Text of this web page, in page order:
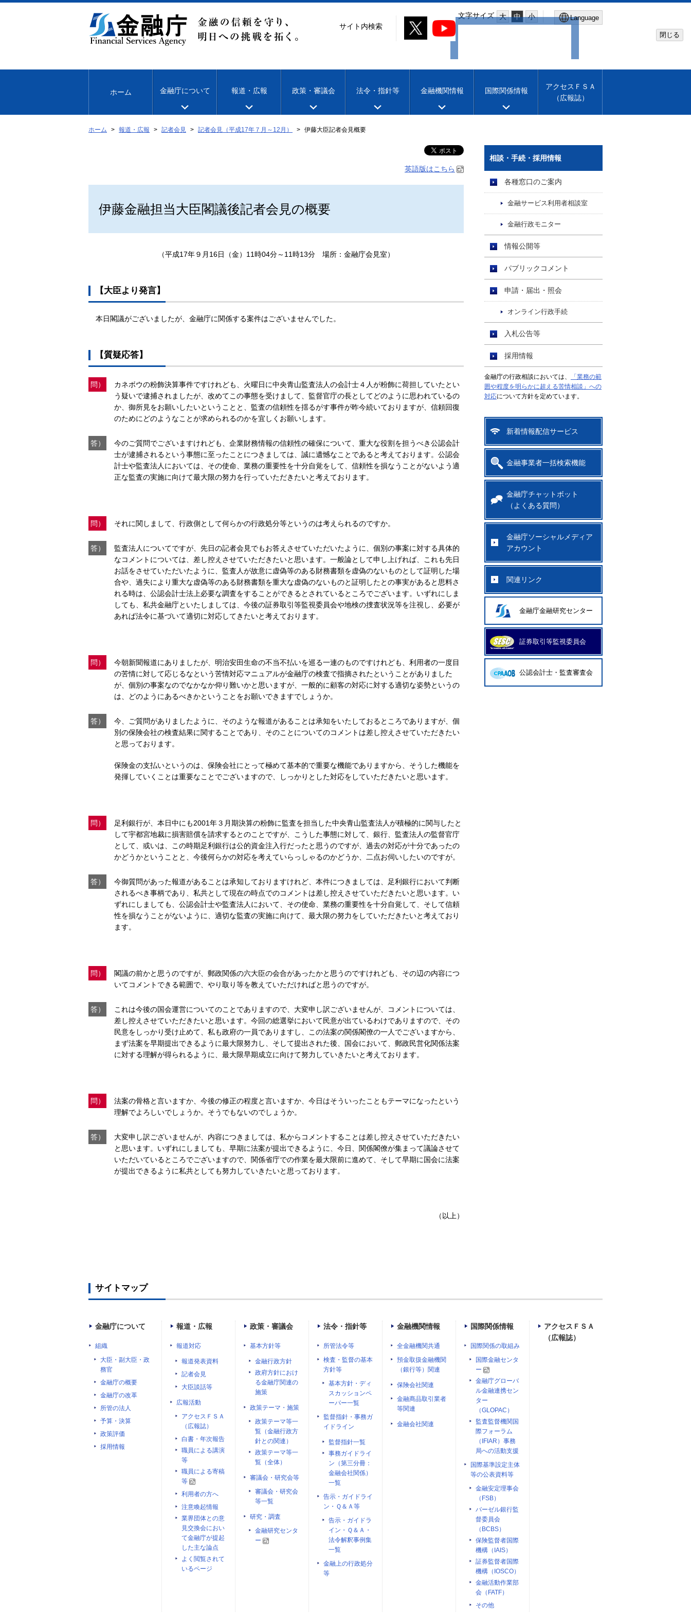
文
移
文字サイズ 大 中 小 Language
Machine translation
閉じる
サイト内検索
ホーム 金融庁について 報道・広報 政策・審議会 法令・指針等 金融機関情報 国際関係情報
アクセスＦＳＡ
（広報誌）
ホーム 報道・広報 記者会見 記者会見（平成17年７月～12月） 伊藤大臣記者会見概要
英語版はこちら
伊藤金融担当大臣閣議後記者会見の概要
（平成17年９月16日（金）11時04分～11時13分 場所：金融庁会見室）
【大臣より発言】
本日閣議がございましたが、金融庁に関係する案件はございませんでした。
【質疑応答】
問）
カネボウの粉飾決算事件ですけれども、火曜日に中央青山監査法人の会計士４人が粉飾に荷担していたとい
う疑いで逮捕されましたが、改めてこの事態を受けまして、監督官庁の長としてどのように思われているの
か、御所見をお願いしたいということと、監査の信頼性を揺るがす事件が昨今続いておりますが、信頼回復
のためにどのようなことが求められるのかを宜しくお願いします。
答）
今のご質問でございますけれども、企業財務情報の信頼性の確保について、重大な役割を担うべき公認会計
士が逮捕されるという事態に至ったことにつきましては、誠に遺憾なことであると考えております。公認会
計士や監査法人においては、その使命、業務の重要性を十分自覚をして、信頼性を損なうことがないよう適
正な監査の実施に向けて最大限の努力を行っていただきたいと考えております。
問） それに関しまして、行政側として何らかの行政処分等というのは考えられるのですか。
答）
監査法人についてですが、先日の記者会見でもお答えさせていただいたように、個別の事案に対する具体的
なコメントについては、差し控えさせていただきたいと思います。一般論として申し上げれば、これも先日
お話をさせていただいたように、監査人が故意に虚偽等のある財務書類を虚偽のないものとして証明した場
合や、過失により重大な虚偽等のある財務書類を重大な虚偽のないものと証明したとの事実があると思料さ
れる時は、公認会計士法上必要な調査をすることができるとされているところでございます。いずれにしま
しても、私共金融庁といたしましては、今後の証券取引等監視委員会や地検の捜査状況等を注視し、必要が
あれば法令に基づいて適切に対応してきたいと考えております。
問）
今朝新聞報道にありましたが、明治安田生命の不当不払いを巡る一連のものですけれども、利用者の一度目
の苦情に対して応じるなという苦情対応マニュアルが金融庁の検査で指摘されたということがありました
が、個別の事案なのでなかなか仰り難いかと思いますが、一般的に顧客の対応に対する適切な姿勢というの
は、どのようにあるべきかということをお願いできますでしょうか。
答）
今、ご質問がありましたように、そのような報道があることは承知をいたしておるところでありますが、個
別の保険会社の検査結果に関することであり、そのことについてのコメントは差し控えさせていただきたい
と思っております。
保険金の支払いというのは、保険会社にとって極めて基本的で重要な機能でありますから、そうした機能を
発揮していくことは重要なことでございますので、しっかりとした対応をしていただきたいと思います。
問）
足利銀行が、本日中にも2001年３月期決算の粉飾に監査を担当した中央青山監査法人が積極的に関与したと
して宇都宮地裁に損害賠償を請求するとのことですが、こうした事態に対して、銀行、監査法人の監督官庁
として、或いは、この時期足利銀行は公的資金注入行だったと思うのですが、過去の対応が十分であったの
かどうかということと、今後何らかの対応を考えていらっしゃるのかどうか、二点お伺いしたいのですが。
答）
今御質問があった報道があることは承知しておりますけれど、本件につきましては、足利銀行において判断
されるべき事柄であり、私共として現在の時点でのコメントは差し控えさせていただきたいと思います。い
ずれにしましても、公認会計士や監査法人において、その使命、業務の重要性を十分自覚して、そして信頼
性を損なうことがないように、適切な監査の実施に向けて、最大限の努力をしていただきたいと考えており
ます。
問）
閣議の前かと思うのですが、郵政関係の六大臣の会合があったかと思うのですけれども、その辺の内容につ
いてコメントできる範囲で、やり取り等を教えていただければと思うのですが。
答）
これは今後の国会運営についてのことでありますので、大変申し訳ございませんが、コメントについては、
差し控えさせていただきたいと思います。今回の総選挙において民意が出ているわけでありますので、その
民意をしっかり受け止めて、私も政府の一員でありますし、この法案の関係閣僚の一人でございますから、
まず法案を早期提出できるように最大限努力し、そして提出された後、国会において、郵政民営化関係法案
に対する理解が得られるように、最大限早期成立に向けて努力していきたいと考えております。
問）
法案の骨格と言いますか、今後の修正の程度と言いますか、今日はそういったこともテーマになったという
理解でよろしいでしょうか。そうでもないのでしょうか。
答）
大変申し訳ございませんが、内容につきましては、私からコメントすることは差し控えさせていただきたい
と思います。いずれにしましても、早期に法案が提出できるように、今日、関係閣僚が集まって議論させて
いただいているところでございますので、関係省庁での作業を最大限前に進めて、そして早期に国会に法案
が提出できるように私共としても努力していきたいと思っております。
（以上）
相談・手続・採用情報
各種窓口のご案内
金融サービス利用者相談室
金融行政モニター
情報公開等
パブリックコメント
申請・届出・照会
オンライン行政手続
入札公告等
採用情報
金融庁の行政相談においては、
「業務の範
囲や程度を明らかに超える苦情相談」への
対応について方針を定めています。
新着情報配信サービス
金融事業者一括検索機能
金融庁チャットボット
（よくある質問）
金融庁ソーシャルメディア
アカウント
関連リンク
金融庁金融研究センター
証券取引等監視委員会
公認会計士・監査審査会
サイトマップ
金融庁について
組織
大臣・副大臣・政
務官
金融庁の概要
金融庁の改革
所管の法人
予算・決算
政策評価
採用情報
報道・広報
報道対応
報道発表資料
記者会見
大臣談話等
広報活動
アクセスＦＳＡ
（広報誌）
白書・年次報告
職員による講演
等
職員による寄稿
等
利用者の方へ
注意喚起情報
業界団体との意
見交換会におい
て金融庁が提起
した主な論点
よく閲覧されて
いるページ
政策・審議会
基本方針等
金融行政方針
政府方針におけ
る金融庁関連の
施策
政策テーマ・施策
政策テーマ等一
覧（金融行政方
針との関連）
政策テーマ等一
覧（全体）
審議会・研究会等
審議会・研究会
等一覧
研究・調査
金融研究センタ
ー
法令・指針等
所管法令等
検査・監督の基本
方針等
基本方針・ディ
スカッションペ
ーパー一覧
監督指針・事務ガ
イドライン
監督指針一覧
事務ガイドライ
ン（第三分冊：
金融会社関係）
一覧
告示・ガイドライ
ン・Ｑ＆Ａ等
告示・ガイドラ
イン・Ｑ＆Ａ・
法令解釈事例集
一覧
金融上の行政処分
等
金融機関情報
全金融機関共通
預金取扱金融機関
（銀行等）関連
保険会社関連
金融商品取引業者
等関連
金融会社関連
国際関係情報
国際関係の取組み
国際金融センタ
ー
金融庁グローバ
ル金融連携セン
ター
（GLOPAC）
監査監督機関国
際フォーラム
（IFIAR）事務
局への活動支援
国際基準設定主体
等の公表資料等
金融安定理事会
（FSB）
バーゼル銀行監
督委員会
（BCBS）
保険監督者国際
機構（IAIS）
証券監督者国際
機構（IOSCO）
金融活動作業部
会（FATF）
その他
アクセスＦＳＡ
（広報誌）